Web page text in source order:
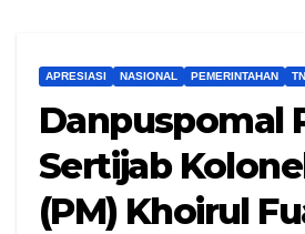
APRESIASI NASIONAL PEMERINTAHAN
Danpuspomal
Sertijab
(PM) Khoirul